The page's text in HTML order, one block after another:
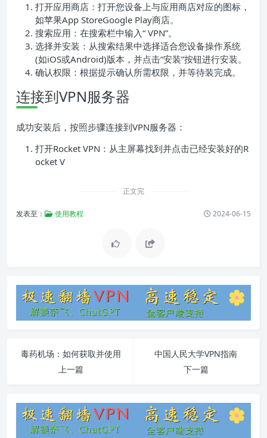
打开应用商店：打开您设备上与应用商店对应的图标，
如苹果App StoreGoogle Play商店。
搜索应用：在搜索栏中输入“ VPN”。
选择并安装：从搜索结果中选择适合您设备操作系统
(如iOS或Android)版本，并点击“安装”按钮进行安装。
确认权限：根据提示确认所需权限，并等待装完成。
连接到VPN服务器
成功安装后，按照步骤连接到VPN服务器：
打开Rocket VPN：从主屏幕找到并点击已经安装好的R
ocket V
正文完
发表至： 使用教程 2024-06-15
毒药机场：如何获取并使用
上一篇
中国人民大学VPN指南
下一篇